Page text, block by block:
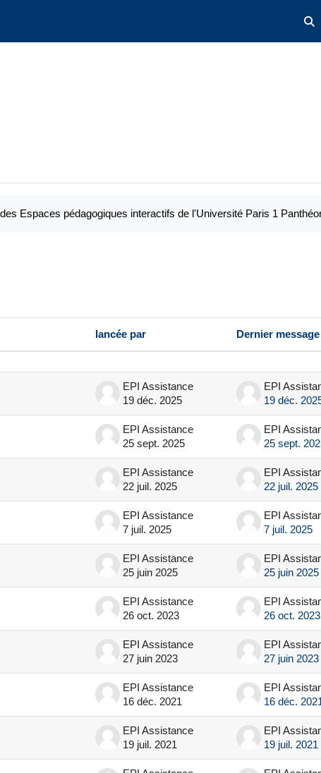
Espaces pédagogiques interactifs de l'Université Paris 1
lancée par Dernier message
EPI Assistance
19 déc. 2025
EPI
19 déc.
EPI Assistance
25 sept. 2025
EPI
25 sept.
EPI Assistance
22 juil. 2025
EPI
22 juil. 2025
EPI Assistance
7 juil. 2025
EPI
7 juil. 2025
EPI Assistance
25 juin 2025
EPI
25 juin 2025
EPI Assistance
26 oct. 2023
EPI
26 oct. 2023
EPI Assistance
27 juin 2023
EPI
27 juin 2023
EPI Assistance
16 déc. 2021
EPI
16 déc.
EPI Assistance
19 juil. 2021
EPI
19 juil. 2021